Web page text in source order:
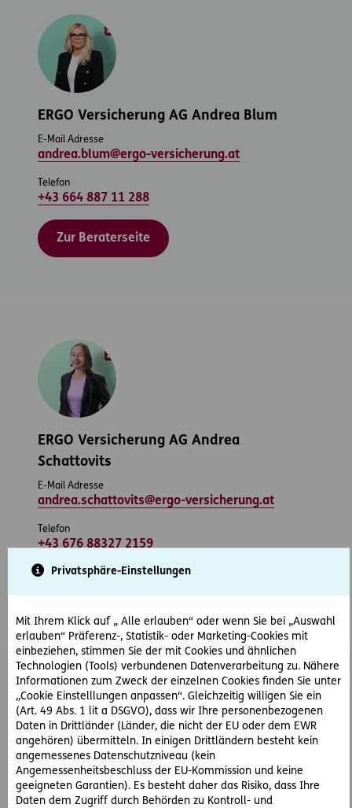
Privatsphäre-Einstellungen
Mit Ihrem Klick auf „ Alle erlauben“ oder wenn Sie bei „Auswahl
erlauben“ Präferenz-, Statistik- oder Marketing-Cookies mit
einbeziehen, stimmen Sie der mit Cookies und ähnlichen
Technologien (Tools) verbundenen Datenverarbeitung zu. Nähere
Informationen zum Zweck der einzelnen Cookies finden Sie unter
„Cookie Einstelllungen anpassen“. Gleichzeitig willigen Sie ein
(Art. 49 Abs. 1 lit a DSGVO), dass wir Ihre personenbezogenen
Daten in Drittländer (Länder, die nicht der EU oder dem EWR
angehören) übermitteln. In einigen Drittländern besteht kein
angemessenes Datenschutzniveau (kein
Angemessenheitsbeschluss der EU-Kommission und keine
geeigneten Garantien). Es besteht daher das Risiko, dass Ihre
Daten dem Zugriff durch Behörden zu Kontroll- und
ERGO Versicherung AG Andrea Blum
E-Mail Adresse
andrea.blum@ergo-versicherung.at
Telefon
+43 664 887 11 288
Zur Beraterseite
ERGO Versicherung AG Andrea
Schattovits
E-Mail Adresse
andrea.schattovits@ergo-versicherung.at
Telefon
+43 676 88327 2159
ERGO Versicherung AG Andreas Taborsky